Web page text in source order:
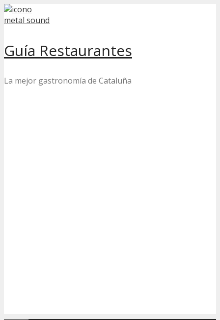
Skip
to
Guía Restaurantes
La mejor gastronomía de Cataluña